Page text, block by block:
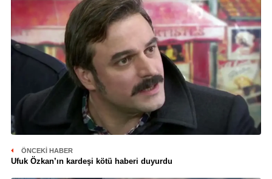
ÖNCEKI HABER
Ufuk Özkan’ın kardeşi kötü haberi duyurdu